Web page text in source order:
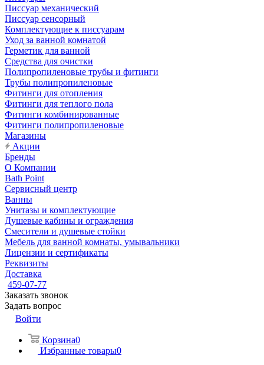
Писсуар механический
Писсуар сенсорный
Комплектующие к писсуарам
Уход за ванной комнатой
Герметик для ванной
Средства для очистки
Полипропиленовые трубы и фитинги
Трубы полипропиленовые
Фитинги для отопления
Фитинги для теплого пола
Фитинги комбинированные
Фитинги полипропиленовые
Магазины
Акции
Бренды
О Компании
Bath Point
Сервисный центр
Ванны
Унитазы и комплектующие
Душевые кабины и ограждения
Смесители и душевые стойки
Мебель для ванной комнаты, умывальники
Лицензии и сертификаты
Реквизиты
Доставка
459-07-77
Заказать звонок
Задать вопрос
Войти
Корзина0
Избранные товары0